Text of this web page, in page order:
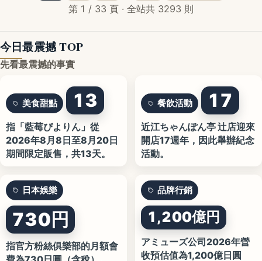
第 1 / 33 頁 · 全站共 3293 則
今日最震撼 TOP
先看最震撼的事實
美食甜點 13
指「藍莓ぴよりん」從
2026年8月8日至8月20日
期間限定販售，共13天。
餐飲活動 17
近江ちゃんぽん亭 辻店迎來
開店17週年，因此舉辦紀念
活動。
日本娛樂
730円
指官方粉絲俱樂部的月額會
品牌行銷
1,200億円
アミューズ公司2026年營
收預估值為1,200億日圓